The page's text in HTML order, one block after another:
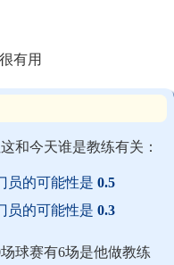
有用
和今天谁是教练有关：
员的可能性是 0.5
员的可能性是 0.3
球赛有6场是他做教练